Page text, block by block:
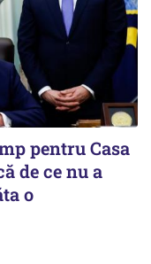
pentru Casa
de ce nu a
o